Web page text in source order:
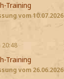
Training
vom 10.07.2026
20:48
Training
vom 26.06.2026